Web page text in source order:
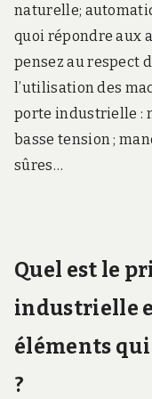
naturelle;
quoi répondre aux
pensez au respect
l’utilisation des
porte industrielle :
basse tension ;
sûres…
Quel est le
industrielle
éléments
?